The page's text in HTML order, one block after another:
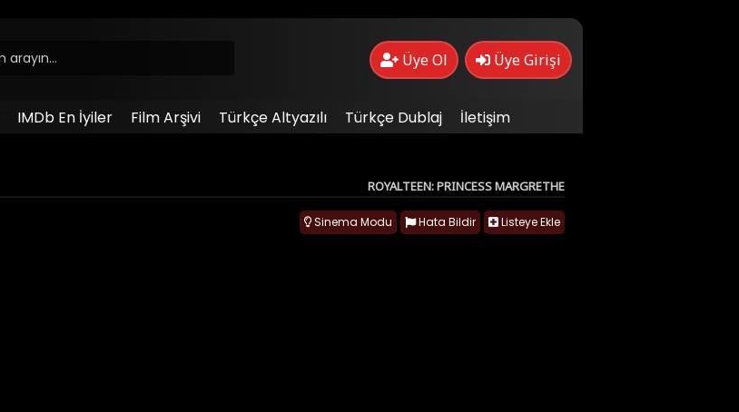
Üye Ol Üye Girişi
IMDb En İyiler Film Arşivi Türkçe Altyazılı Türkçe Dublaj İletişim
ROYALTEEN: PRINCESS MARGRETHE
Listeye Ekle
Hata Bildir
Sinema Modu